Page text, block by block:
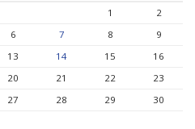
1
2
6 7 8
9
13 14 15
16
20 21 22
23
27 28 29
30